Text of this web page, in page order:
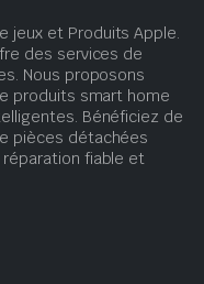
jeux et Produits Apple.
des services de
Nous proposons
produits smart home
Bénéficiez de
pièces détachées
fiable et